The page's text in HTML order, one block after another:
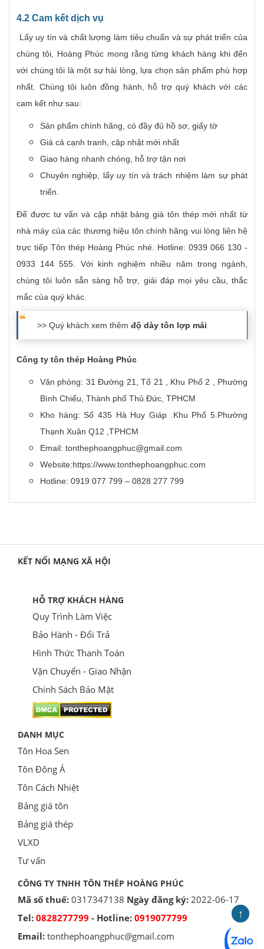
4.2 Cam kết dịch vụ
Lấy uy tín và chất lượng làm tiêu chuẩn và sự phát triển của
chúng tôi, Hoàng Phúc mong rằng từng khách hàng khi đến
với chúng tôi là một sự hài lòng, lựa chọn sản phẩm phù hợp
nhất. Chúng tôi luôn đồng hành, hỗ trợ quý khách với các
cam kết như sau:
Sản phẩm chính hãng, có đầy đủ hồ sơ, giấy tờ
Giá cả cạnh tranh, cập nhật mới nhất
Giao hàng nhanh chóng, hỗ trợ tận nơi
Chuyên nghiệp, lấy uy tín và trách nhiệm làm sự phát
triển.
Để được tư vấn và cập nhật bảng giá tôn thép mới nhất từ
nhà máy của các thương hiệu tôn chính hãng vui lòng liên hệ
trực tiếp Tôn thép Hoàng Phúc nhé. Hotline: 0939 066 130 -
0933 144 555. Với kinh nghiệm nhiều năm trong ngành,
chúng tôi luôn sẵn sàng hỗ trợ, giải đáp mọi yêu cầu, thắc
mắc của quý khác.
>> Quý khách xem thêm độ dày tôn lợp mái
Công ty tôn thép Hoàng Phúc
Văn phòng: 31 Đường 21, Tổ 21 , Khu Phố 2 , Phường
Bình Chiểu, Thành phố Thủ Đức, TPHCM
Kho hàng: Số 435 Hà Huy Giáp .Khu Phố 5.Phường
Thạnh Xuân Q12 ,TPHCM
Email: tonthephoangphuc@gmail.com
Website:https://www.tonthephoangphuc.com
Hotline: 0919 077 799 – 0828 277 799
KẾT NỐI MẠNG XÃ HỘI
HỖ TRỢ KHÁCH HÀNG
Quy Trình Làm Việc
Bảo Hành - Đổi Trả
Hình Thức Thanh Toán
Vận Chuyển - Giao Nhận
Chính Sách Bảo Mật
DANH MỤC
Tôn Hoa Sen
Tôn Đông Á
Tôn Cách Nhiệt
Bảng giá tôn
Bảng giá thép
VLXD
Tư vấn
CÔNG TY TNHH TÔN THÉP HOÀNG PHÚC
Mã số thuế: 0317347138 Ngày đăng ký: 2022-06-17
Tel: 0828277799 - Hotline: 0919077799
Email: tonthephoangphuc@gmail.com
↑
↑